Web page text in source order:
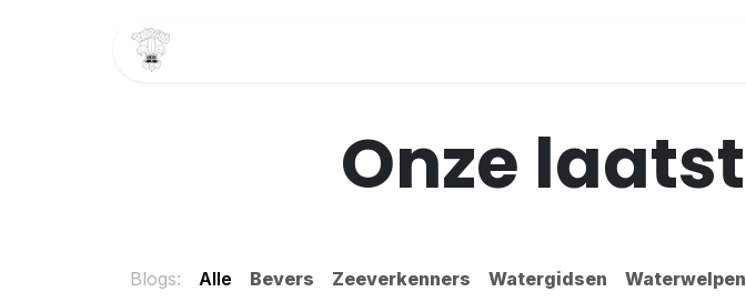
Onze
Blogs: Alle Bevers Zeeverkenners Watergidsen Waterwelpen